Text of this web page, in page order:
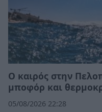
Ο καιρός στην
μποφόρ και
05/08/2026 22:28